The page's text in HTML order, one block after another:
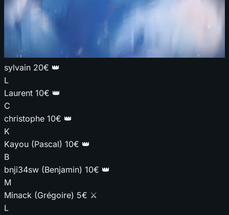
sylvain 20€ 👑
L
Laurent 10€ 👑
C
christophe 10€ 👑
K
Kayou (Pascal) 10€ 👑
B
bnji34sw (Benjamin) 10€ 👑
M
Minack (Grégoire) 5€ ⚔️
L